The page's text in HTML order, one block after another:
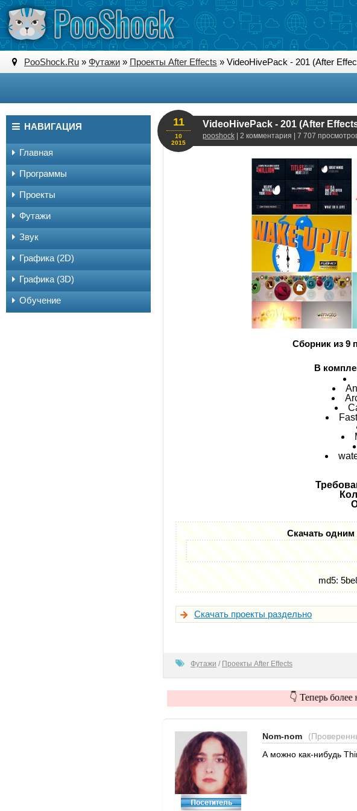
PooShock.Ru » Футажи » Проекты After Effects » VideoHivePack - 201 (After
VideoHivePack - 201 (After
pooshock | 2 комментария | 7 707
11
10
2015
Сборник из 9
В
Скачать одним
md5:
Скачать проекты раздельно
Футажи / Проекты After Effects
👇 Теперь
Nom-nom
А можно как-нибудь
НАВИГАЦИЯ
Главная
Программы
Проекты
Футажи
Звук
Графика (2D)
Графика (3D)
Обучение